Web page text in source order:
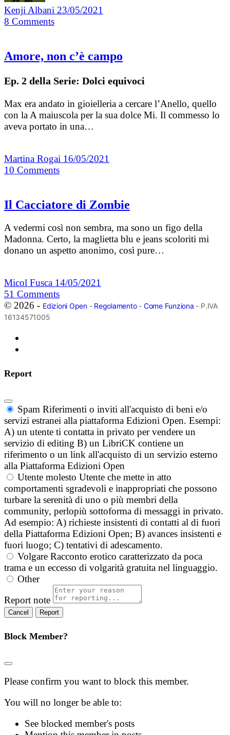
Kenji Albani 23/05/2021
8 Comments
Amore, non c’è campo
Ep. 2 della Serie: Dolci equivoci
Max era andato in gioielleria a cercare l’Anello, quello
con la A maiuscola per la sua dolce Mi. Il commesso lo
aveva portato in una…
Martina Rogai 16/05/2021
10 Comments
Il Cacciatore di Zombie
A vedermi così non sembra, ma sono un figo della
Madonna. Certo, la maglietta blu e jeans scoloriti mi
donano un aspetto anonimo, così pure…
Micol Fusca 14/05/2021
51 Comments
© 2026 - Edizioni Open- Regolamento- Come Funziona - P.IVA
16134571005
Report
Spam Riferimenti o inviti all'acquisto di beni e/o
servizi estranei alla piattaforma Edizioni Open. Esempi:
A) un utente ti contatta in privato per vendere un
servizio di editing B) un LibriCK contiene un
riferimento o un link all'acquisto di un servizio esterno
alla Piattaforma Edizioni Open
Utente molesto Utente che mette in atto
comportamenti sgradevoli e inappropriati che possono
turbare la serenità di uno o più membri della
community, perlopiù sottoforma di messaggi in privato.
Ad esempio: A) richieste insistenti di contatti al di fuori
della Piattaforma Edizioni Open; B) avances insistenti e
fuori luogo; C) tentativi di adescamento.
Volgare Racconto erotico caratterizzato da poca
trama e un eccesso di volgarità gratuita nel linguaggio.
Other
Report note
Report
Block Member?
Please confirm you want to block this member.
You will no longer be able to:
See blocked member's posts